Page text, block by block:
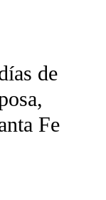
TO RECEIVE
de
Fe